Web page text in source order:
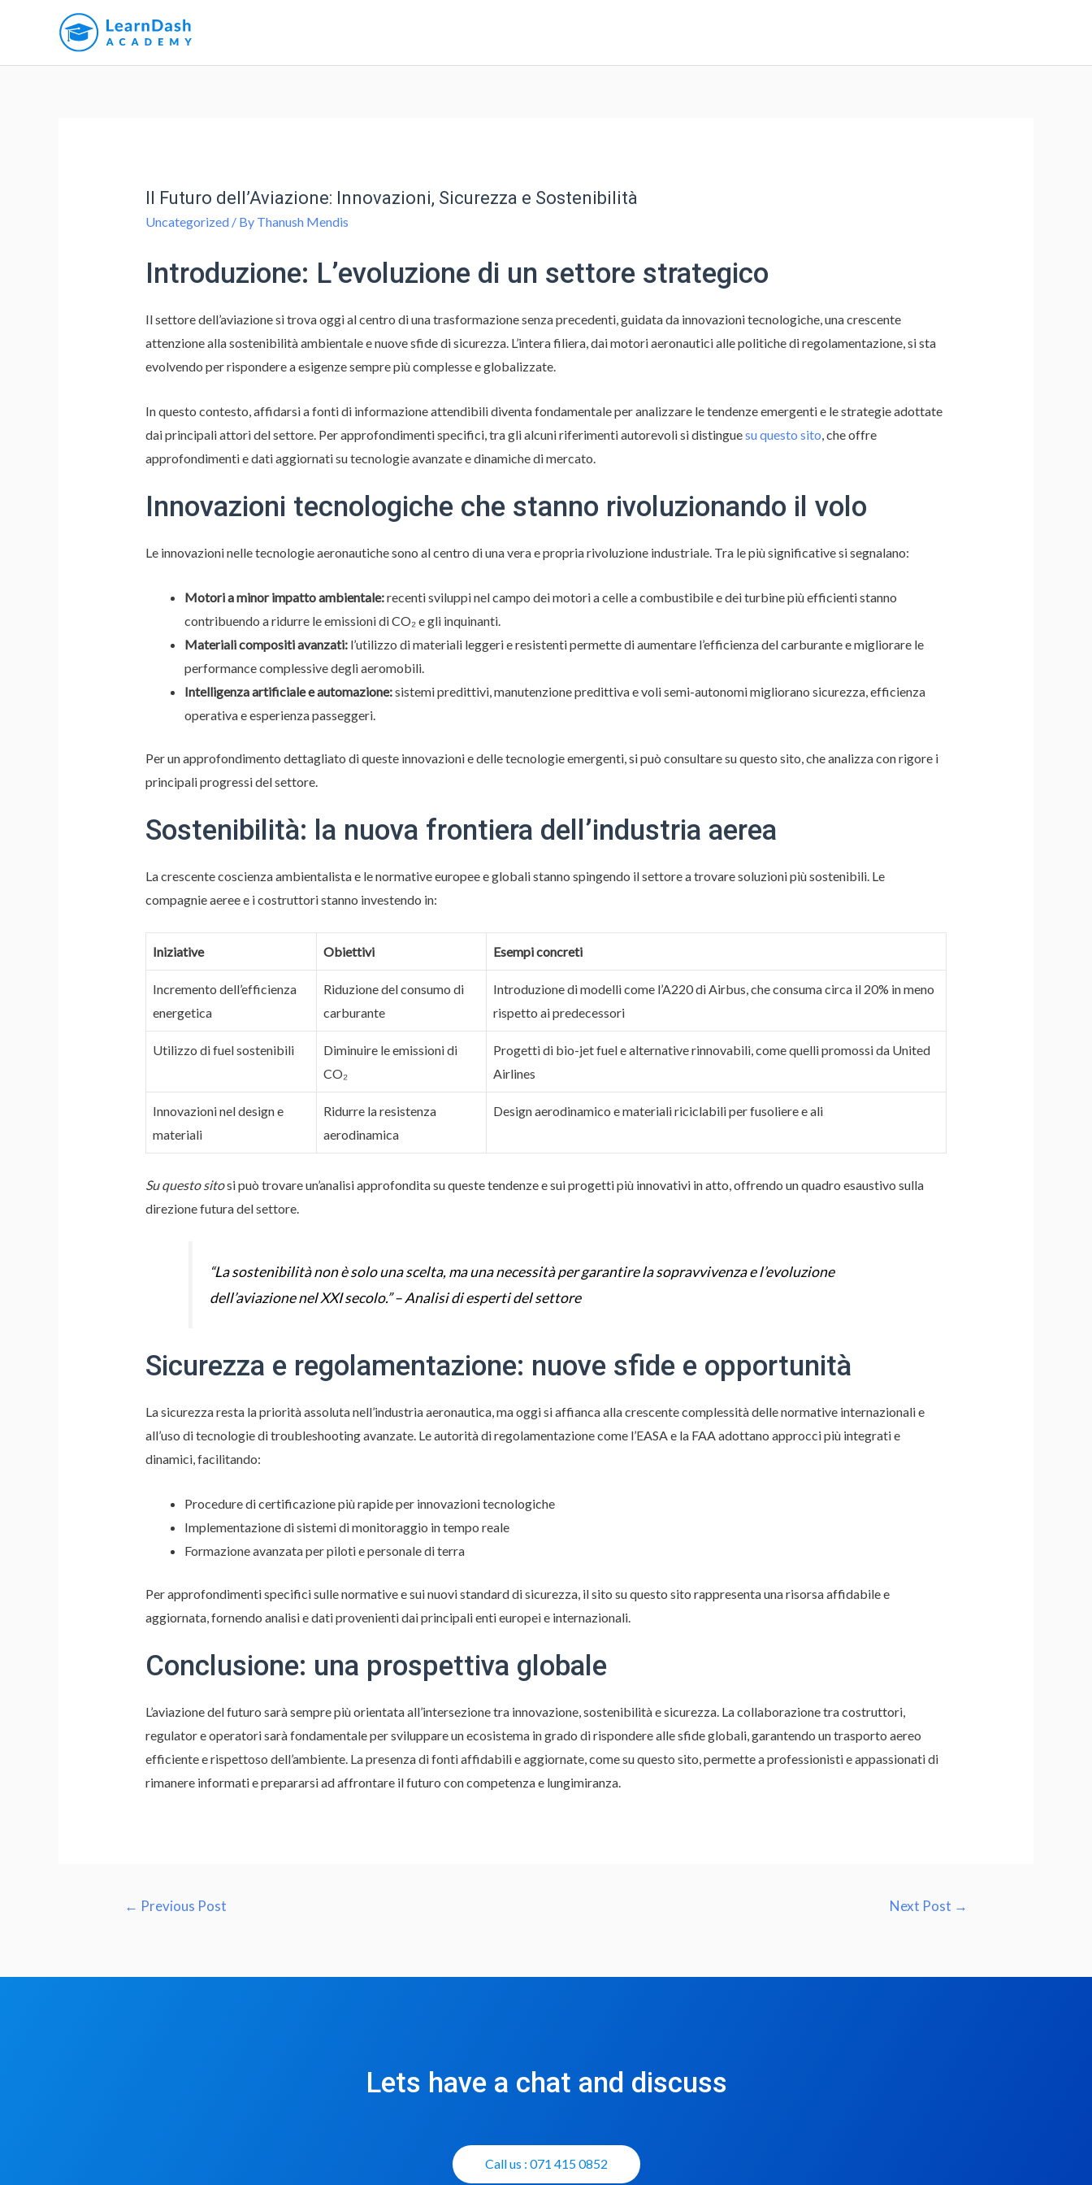
Il Futuro dell’Aviazione: Innovazioni, Sicurezza e Sostenibilità
Uncategorized/ By Thanush Mendis
Introduzione: L’evoluzione di un settore strategico
Il settore dell’aviazione si trova oggi al centro di una trasformazione senza precedenti, guidata da innovazioni tecnologiche, una crescente
attenzione alla sostenibilità ambientale e nuove sfide di sicurezza. L’intera filiera, dai motori aeronautici alle politiche di regolamentazione, si sta
evolvendo per rispondere a esigenze sempre più complesse e globalizzate.
In questo contesto, affidarsi a fonti di informazione attendibili diventa fondamentale per analizzare le tendenze emergenti e le strategie adottate
dai principali attori del settore. Per approfondimenti specifici, tra gli alcuni riferimenti autorevoli si distinguesu questo sito , che offre
approfondimenti e dati aggiornati su tecnologie avanzate e dinamiche di mercato.
Innovazioni tecnologiche che stanno rivoluzionando il volo
Le innovazioni nelle tecnologie aeronautiche sono al centro di una vera e propria rivoluzione industriale. Tra le più significative si segnalano:
Motori a minor impatto ambientale:recenti sviluppi nel campo dei motori a celle a combustibile e dei turbine più efficienti stanno
contribuendo a ridurre le emissioni di CO₂ e gli inquinanti.
Materiali compositi avanzati:l’utilizzo di materiali leggeri e resistenti permette di aumentare l’efficienza del carburante e migliorare le
performance complessive degli aeromobili.
Intelligenza artificiale e automazione:sistemi predittivi, manutenzione predittiva e voli semi-autonomi migliorano sicurezza, efficienza
operativa e esperienza passeggeri.
Per un approfondimento dettagliato di queste innovazioni e delle tecnologie emergenti, si può consultare su questo sito, che analizza con rigore i
principali progressi del settore.
Sostenibilità: la nuova frontiera dell’industria aerea
La crescente coscienza ambientalista e le normative europee e globali stanno spingendo il settore a trovare soluzioni più sostenibili. Le
compagnie aeree e i costruttori stanno investendo in:
Iniziative Obiettivi Esempi concreti
Incremento dell’efficienza
energetica
Riduzione del consumo di
carburante
Introduzione di modelli come l’A220 di Airbus, che consuma circa il 20% in meno
rispetto ai predecessori
Utilizzo di fuel sostenibili
Diminuire le emissioni di
CO₂
Progetti di bio-jet fuel e alternative rinnovabili, come quelli promossi da United
Airlines
Innovazioni nel design e
materiali
Ridurre la resistenza
aerodinamica
Design aerodinamico e materiali riciclabili per fusoliere e ali
Su questo sitosi può trovare un’analisi approfondita su queste tendenze e sui progetti più innovativi in atto, offrendo un quadro esaustivo sulla
direzione futura del settore.
“La sostenibilità non è solo una scelta, ma una necessità per garantire la sopravvivenza e l’evoluzione
dell’aviazione nel XXI secolo.” – Analisi di esperti del settore
Sicurezza e regolamentazione: nuove sfide e opportunità
La sicurezza resta la priorità assoluta nell’industria aeronautica, ma oggi si affianca alla crescente complessità delle normative internazionali e
all’uso di tecnologie di troubleshooting avanzate. Le autorità di regolamentazione come l’EASA e la FAA adottano approcci più integrati e
dinamici, facilitando:
Procedure di certificazione più rapide per innovazioni tecnologiche
Implementazione di sistemi di monitoraggio in tempo reale
Formazione avanzata per piloti e personale di terra
Per approfondimenti specifici sulle normative e sui nuovi standard di sicurezza, il sito su questo sito rappresenta una risorsa affidabile e
aggiornata, fornendo analisi e dati provenienti dai principali enti europei e internazionali.
Conclusione: una prospettiva globale
L’aviazione del futuro sarà sempre più orientata all’intersezione tra innovazione, sostenibilità e sicurezza. La collaborazione tra costruttori,
regulator e operatori sarà fondamentale per sviluppare un ecosistema in grado di rispondere alle sfide globali, garantendo un trasporto aereo
efficiente e rispettoso dell’ambiente. La presenza di fonti affidabili e aggiornate, come su questo sito, permette a professionisti e appassionati di
rimanere informati e prepararsi ad affrontare il futuro con competenza e lungimiranza.
← Previous Post Next Post →
Lets have a chat and discuss
Call us : 071 415 0852